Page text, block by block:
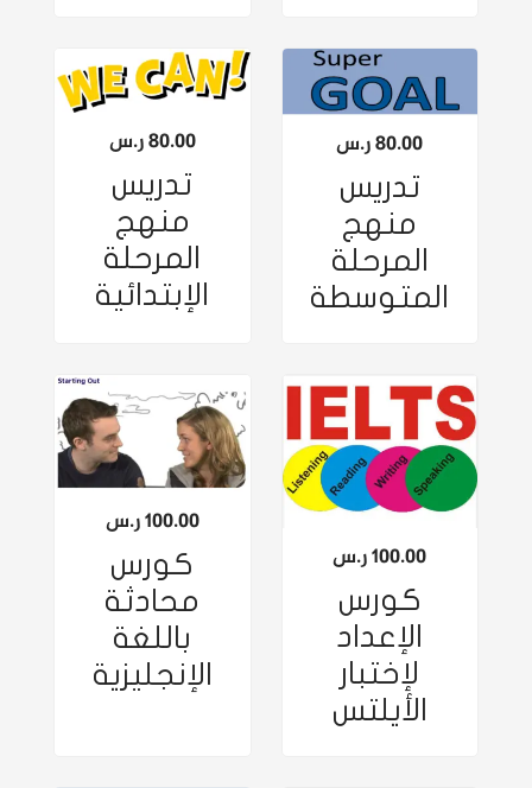
80.00ر.س
تدريس
منهج
المرحلة
المتوسطة
80.00ر.س
تدريس
منهج
المرحلة
الإبتدائية
100.00ر.س
كورس
الإعداد
لإختبار
الأيلتس
100.00ر.س
كورس
محادثة
باللغة
الإنجليزية